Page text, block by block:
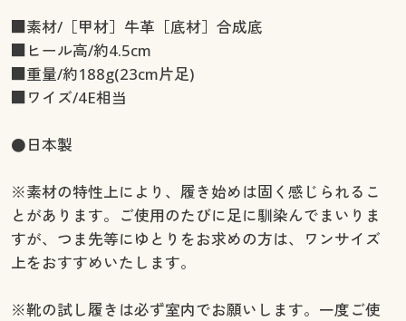
■素材/［甲材］牛革［底材］合成底
■ヒール高/約4.5cm
■重量/約188g(23cm片足)
■ワイズ/4E相当
●日本製
※素材の特性上により、履き始めは固く感じられるこ
とがあります。ご使用のたびに足に馴染んでまいりま
すが、つま先等にゆとりをお求めの方は、ワンサイズ
上をおすすめいたします。
※靴の試し履きは必ず室内でお願いします。一度ご使